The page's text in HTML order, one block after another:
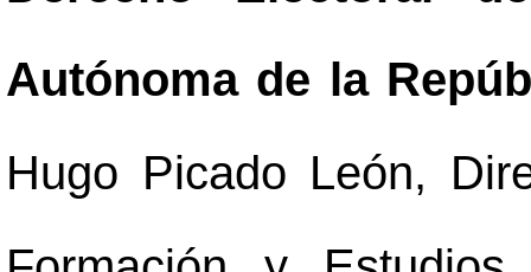
Autónoma de la
Hugo Picado León,